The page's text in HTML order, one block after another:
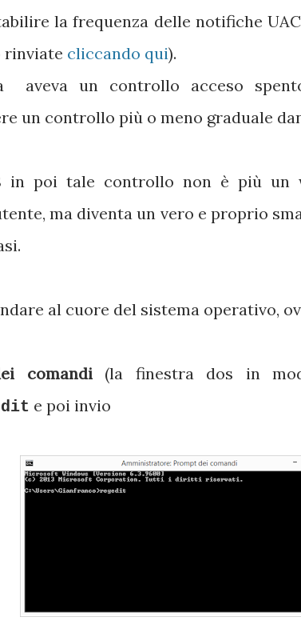
la frequenza delle notifiche
rinviate cliccando qui).
aveva un controllo acceso
un controllo più o meno graduale
in poi tale controllo non è più un
ma diventa un vero e proprio
al cuore del sistema operativo,
comandi(la finestra dos in
e poi invio